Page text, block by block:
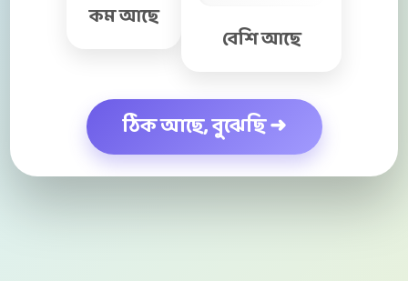
কম আছে
বেশি আছে
ঠিক আছে, বুঝেছি ➜